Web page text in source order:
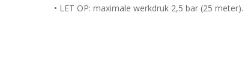
• LET OP: maximale werkdruk 2,5 bar (25 meter).